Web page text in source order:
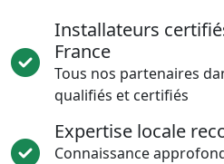
Installateurs
France
Tous nos partenaires
qualifiés et certifiés
Expertise locale
Connaissance